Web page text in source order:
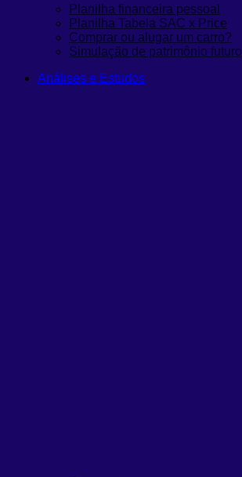
Planilha financeira pessoal
Planilha Tabela SAC x Price
Comprar ou alugar um carro?
Simulação de patrimônio futuro
Análises e Estudos